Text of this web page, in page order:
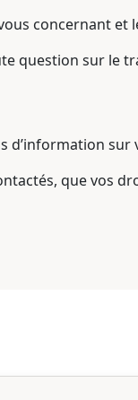
concernant et
question sur le
d’information sur
que vos